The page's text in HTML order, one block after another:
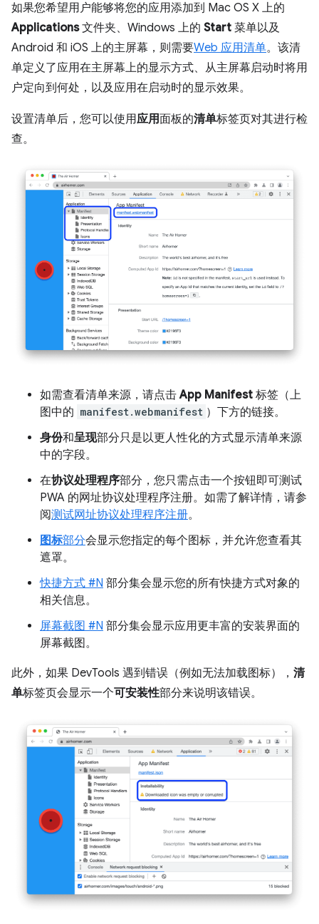
如果您希望用户能够将您的应用添加到 Mac OS X 上的
Applications文件夹、Windows 上的 Start 菜单以及
Android 和 iOS 上的主屏幕，则需要Web 应用清单。该清
单定义了应用在主屏幕上的显示方式、从主屏幕启动时将用
户定向到何处，以及应用在启动时的显示效果。
设置清单后，您可以使用应用面板的清单标签页对其进行检
查。
如需查看清单来源，请点击App Manifest 标签（上
图中的 manifest.webmanifest ）下方的链接。
身份和呈现部分只是以更人性化的方式显示清单来源
中的字段。
在协议处理程序部分，您只需点击一个按钮即可测试
PWA 的网址协议处理程序注册。如需了解详情，请参
阅测试网址协议处理程序注册。
图标部分会显示您指定的每个图标，并允许您查看其
遮罩。
快捷方式 #N 部分集会显示您的所有快捷方式对象的
相关信息。
屏幕截图 #N 部分集会显示应用更丰富的安装界面的
屏幕截图。
此外，如果 DevTools 遇到错误（例如无法加载图标）， 清
单标签页会显示一个可安装性部分来说明该错误。